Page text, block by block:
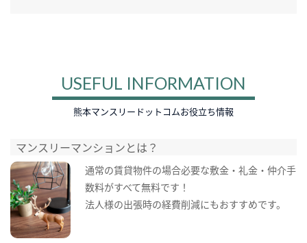
USEFUL INFORMATION
熊本マンスリードットコムお役立ち情報
マンスリーマンションとは？
通常の賃貸物件の場合必要な敷金・礼金・仲介手
数料がすべて無料です！
法人様の出張時の経費削減にもおすすめです。